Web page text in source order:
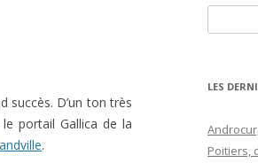
succès. D’un ton très
portail Gallica de la
.
LES
Poitiers,